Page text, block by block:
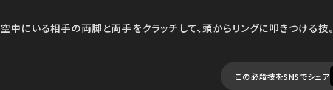
空中にいる相手の両脚と両手をクラッチして、頭からリングに叩きつける技。
この必殺技をSNSでシェア